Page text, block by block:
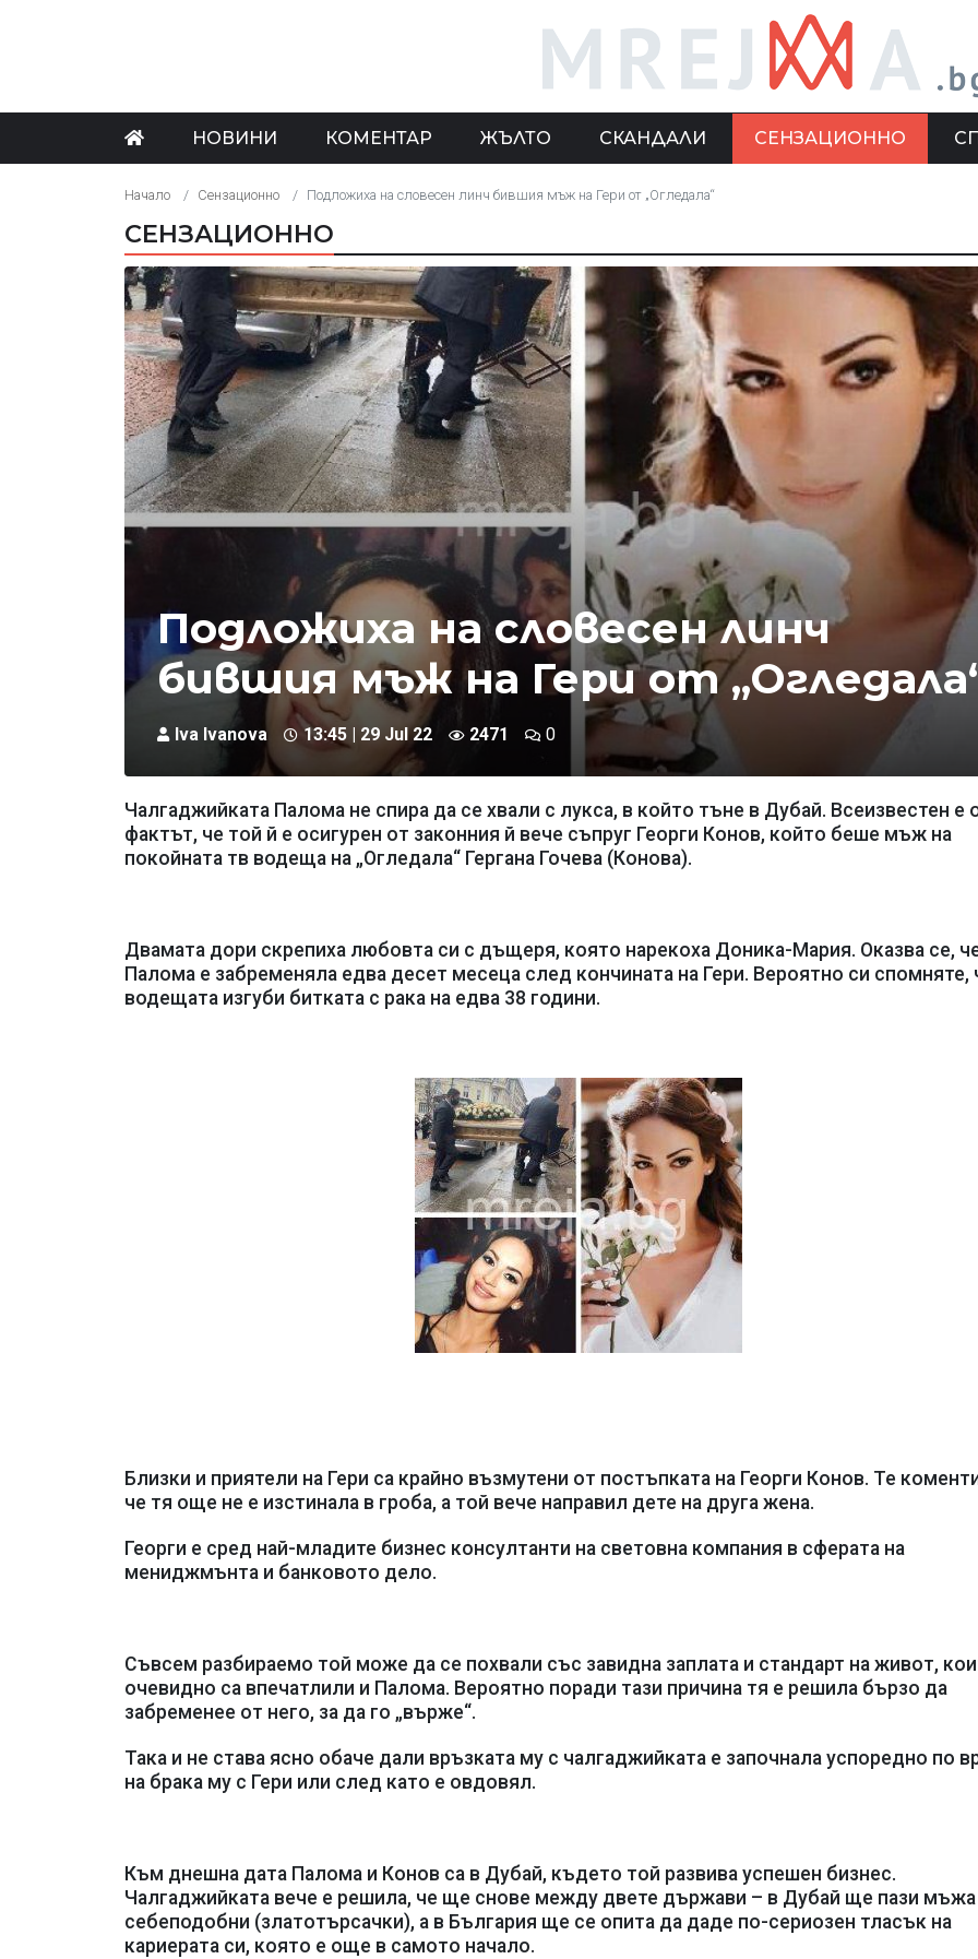
НОВИНИ КОМЕНТАР ЖЪЛТО СКАНДАЛИ СЕНЗАЦИОННО
Начало Сензационно Подложиха на словесен линч бившия мъж на Гери от „Огледала“
СЕНЗАЦИОННО
Подложиха на словесен линч
бившия мъж на Гери от
Iva Ivanova 13:45 | 29 Jul 22 2471 0
Чалгаджийката Палома не спира да се хвали с лукса, в който тъне в Дубай. Всеизвестен е
фактът, че той й е осигурен от законния й вече съпруг Георги Конов, който беше мъж на
покойната тв водеща на „Огледала“ Гергана Гочева (Конова).
Двамата дори скрепиха любовта си с дъщеря, която нарекоха Доника-Мария. Оказва се,
Палома е забременяла едва десет месеца след кончината на Гери. Вероятно си спомняте,
водещата изгуби битката с рака на едва 38 години.
Близки и приятели на Гери са крайно възмутени от постъпката на Георги Конов. Те
че тя още не е изстинала в гроба, а той вече направил дете на друга жена.
Георги е сред най-младите бизнес консултанти на световна компания в сферата на
мениджмънта и банковото дело.
Съвсем разбираемо той може да се похвали със завидна заплата и стандарт на живот,
очевидно са впечатлили и Палома. Вероятно поради тази причина тя е решила бързо да
забременее от него, за да го „върже“.
Така и не става ясно обаче дали връзката му с чалгаджийката е започнала успоредно по
на брака му с Гери или след като е овдовял.
Към днешна дата Палома и Конов са в Дубай, където той развива успешен бизнес.
Чалгаджийката вече е решила, че ще снове между двете държави – в Дубай ще пази мъжа
себеподобни (златотърсачки), а в България ще се опита да даде по-сериозен тласък на
кариерата си, която е още в самото начало.